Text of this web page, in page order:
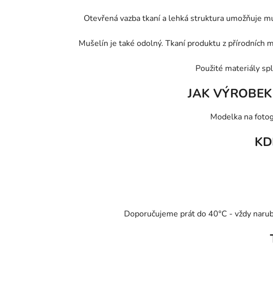
Otevřená vazba tkaní a lehká struktura umožňuje
Mušelín je také odolný. Tkaní produktu z přírodních
Použité materiály
JAK
Modelka na
Doporučujeme prát do 40°C - vždy